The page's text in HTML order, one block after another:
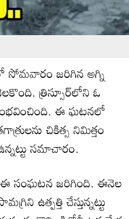
సోమవారం జరిగిన అగ్ని
త్రిస్సూర్‌లోని ఓ
ఈ ఘటనలో
చికిత్స నిమిత్తం
సమాచారం.
సంఘటన జరిగింది. ఈనెల
ఉత్పత్తి చేస్తున్నట్టు